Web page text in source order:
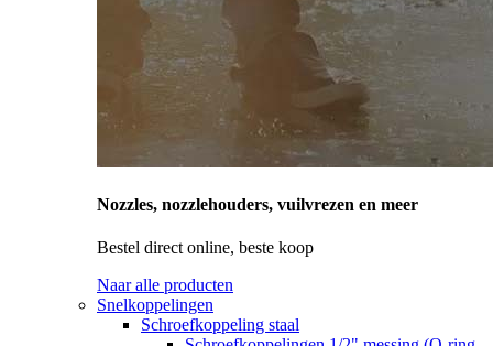
Nozzles, nozzlehouders, vuilvrezen en meer
Bestel direct online, beste koop
Naar alle producten
Snelkoppelingen
Schroefkoppeling staal